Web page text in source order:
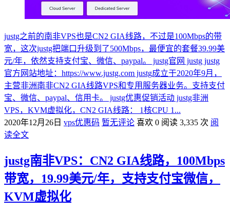
justg之前的南非VPS也是CN2 GIA线路，不过是100Mbps的带
宽，这次justg把端口升级到了500Mbps，最便宜的套餐39.99美
元/年，依然支持支付宝、微信、paypal。 justg官网 justg justg
官方网站地址：https://www.justg.com justg成立于2020年9月，
主营非洲南非CN2 GIA线路VPS和专用服务器业务。支持支付
宝、微信、paypal、信用卡。 justg优惠促销活动 justg非洲
VPS，KVM虚拟化，CN2 GIA线路： 1核CPU 1...
2020年12月26日 vps优惠码 暂无评论 喜欢 0 阅读 3,335 次 阅
读全文
justg南非VPS：CN2 GIA线路，100Mbps
带宽，19.99美元/年，支持支付宝微信，
KVM虚拟化